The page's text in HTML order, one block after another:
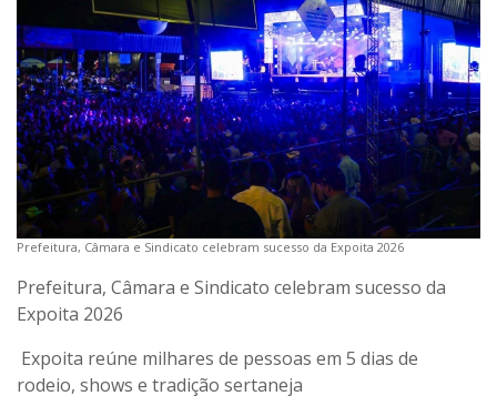
Prefeitura, Câmara e Sindicato celebram sucesso da Expoita 2026
Prefeitura, Câmara e Sindicato celebram sucesso da
Expoita 2026
Expoita reúne milhares de pessoas em 5 dias de
rodeio, shows e tradição sertaneja